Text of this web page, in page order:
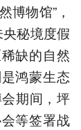
博物馆”，
秘境度假
缺的自然
鸿蒙生态
期间，坪
等签署战